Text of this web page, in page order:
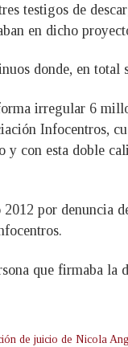
testigos de
en dicho
donde, en
irregular 6
Infocentros,
con esta doble
por denuncia
que firmaba la
de juicio de Nicola